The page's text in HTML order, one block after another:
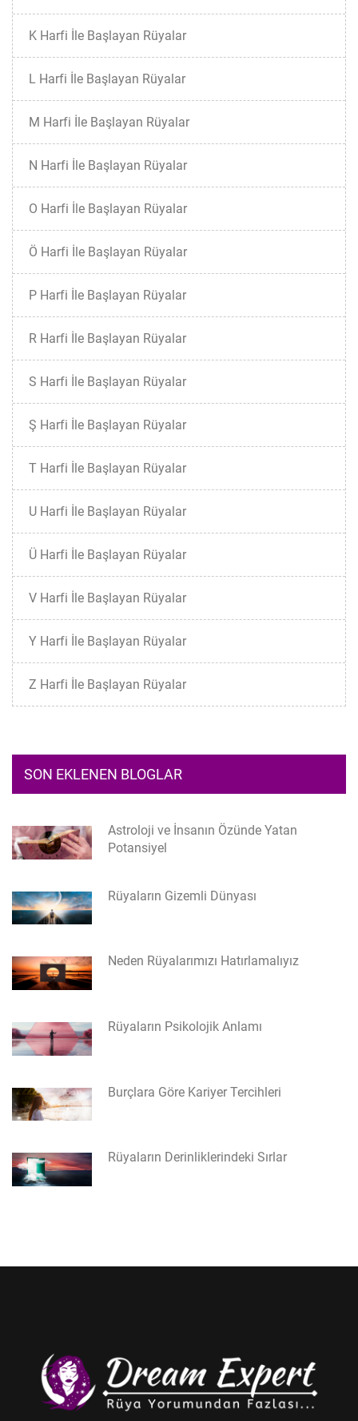
K Harfi İle Başlayan Rüyalar
L Harfi İle Başlayan Rüyalar
M Harfi İle Başlayan Rüyalar
N Harfi İle Başlayan Rüyalar
O Harfi İle Başlayan Rüyalar
Ö Harfi İle Başlayan Rüyalar
P Harfi İle Başlayan Rüyalar
R Harfi İle Başlayan Rüyalar
S Harfi İle Başlayan Rüyalar
Ş Harfi İle Başlayan Rüyalar
T Harfi İle Başlayan Rüyalar
U Harfi İle Başlayan Rüyalar
Ü Harfi İle Başlayan Rüyalar
V Harfi İle Başlayan Rüyalar
Y Harfi İle Başlayan Rüyalar
Z Harfi İle Başlayan Rüyalar
SON EKLENEN BLOGLAR
Astroloji ve İnsanın Özünde Yatan
Potansiyel
Rüyaların Gizemli Dünyası
Neden Rüyalarımızı Hatırlamalıyız
Rüyaların Psikolojik Anlamı
Burçlara Göre Kariyer Tercihleri
Rüyaların Derinliklerindeki Sırlar